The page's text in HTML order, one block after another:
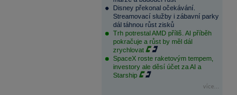
Disney překonal očekávání.
Streamovací služby i zábavní parky
dál táhnou růst zisků
Trh potrestal AMD příliš. AI příběh
pokračuje a růst by měl dál
zrychlovat
SpaceX roste raketovým tempem,
investory ale děsí účet za AI a
Starship
více...